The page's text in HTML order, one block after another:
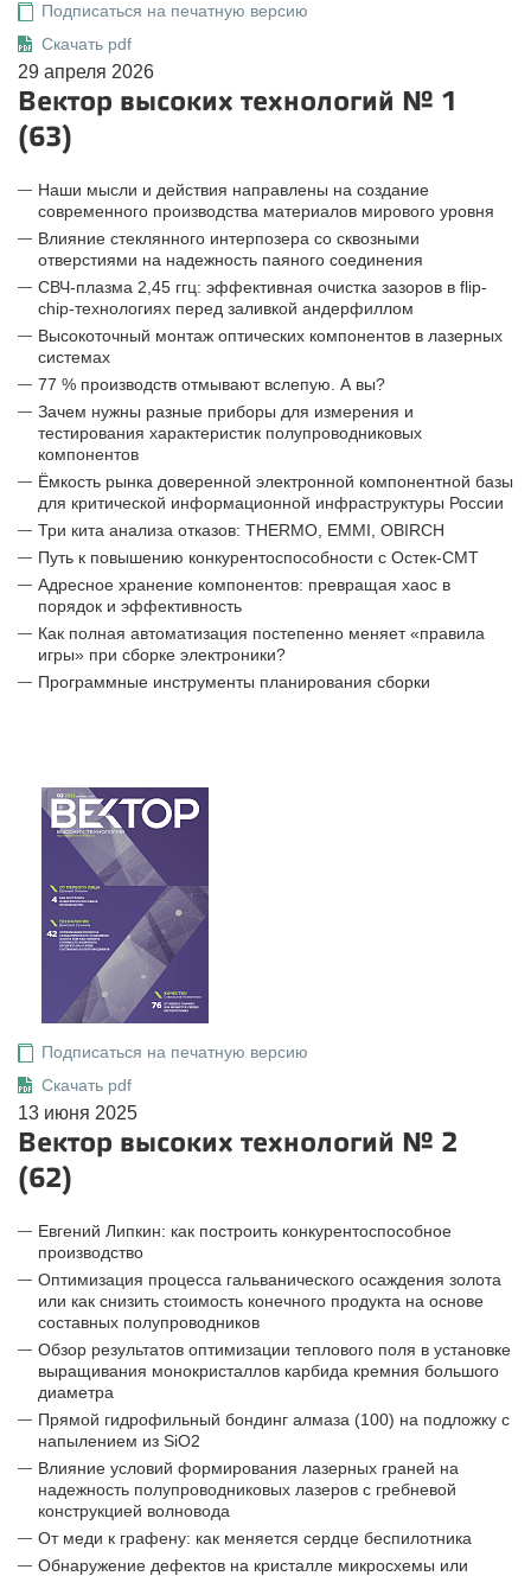
Подписаться на печатную версию
Скачать pdf
29 апреля 2026
Вектор высоких технологий № 1
(63)
Наши мысли и действия направлены на создание
современного производства материалов мирового уровня
Влияние стеклянного интерпозера со сквозными
отверстиями на надежность паяного соединения
СВЧ-плазма 2,45 ггц: эффективная очистка зазоров в flip-
chip-технологиях перед заливкой андерфиллом
Высокоточный монтаж оптических компонентов в лазерных
системах
77 % производств отмывают вслепую. А вы?
Зачем нужны разные приборы для измерения и
тестирования характеристик полупроводниковых
компонентов
Ёмкость рынка доверенной электронной компонентной базы
для критической информационной инфраструктуры России
Три кита анализа отказов: THERMO, EMMI, OBIRCH
Путь к повышению конкурентоспособности с Остек-СМТ
Адресное хранение компонентов: превращая хаос в
порядок и эффективность
Как полная автоматизация постепенно меняет «правила
игры» при сборке электроники?
Программные инструменты планирования сборки
Подписаться на печатную версию
Скачать pdf
13 июня 2025
Вектор высоких технологий № 2
(62)
Евгений Липкин: как построить конкурентоспособное
производство
Оптимизация процесса гальванического осаждения золота
или как снизить стоимость конечного продукта на основе
составных полупроводников
Обзор результатов оптимизации теплового поля в установке
выращивания монокристаллов карбида кремния большого
диаметра
Прямой гидрофильный бондинг алмаза (100) на подложку с
напылением из SiO2
Влияние условий формирования лазерных граней на
надежность полупроводниковых лазеров с гребневой
конструкцией волновода
От меди к графену: как меняется сердце беспилотника
Обнаружение дефектов на кристалле микросхемы или